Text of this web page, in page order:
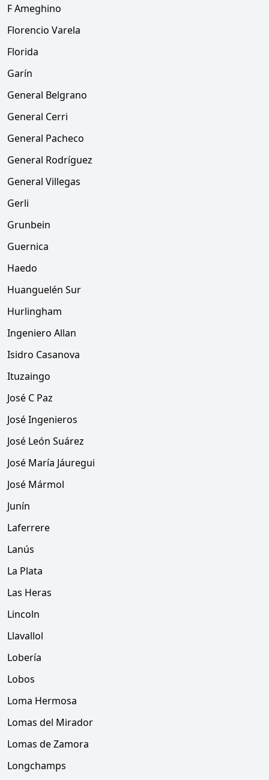
F Ameghino
Florencio Varela
Florida
Garín
General Belgrano
General Cerri
General Pacheco
General Rodríguez
General Villegas
Gerli
Grunbein
Guernica
Haedo
Huanguelén Sur
Hurlingham
Ingeniero Allan
Isidro Casanova
Ituzaingo
José C Paz
José Ingenieros
José León Suárez
José María Jáuregui
José Mármol
Junín
Laferrere
Lanús
La Plata
Las Heras
Lincoln
Llavallol
Lobería
Lobos
Loma Hermosa
Lomas del Mirador
Lomas de Zamora
Longchamps